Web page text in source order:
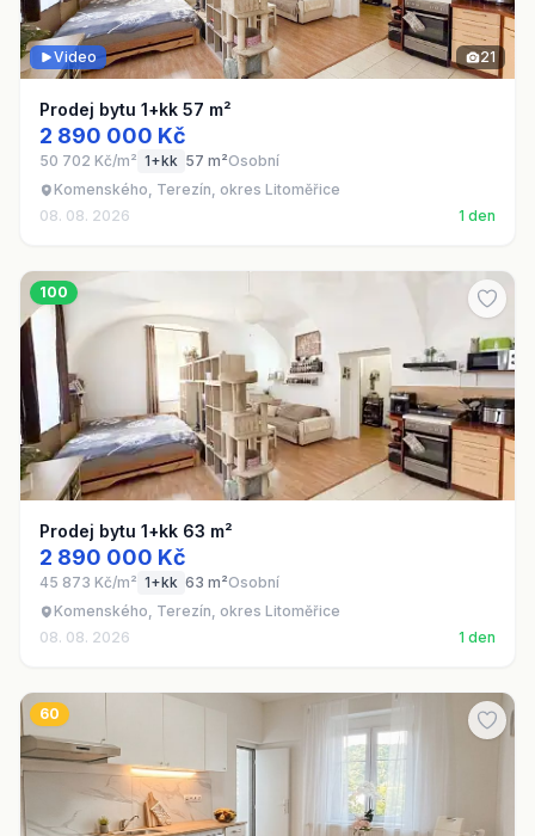
21
Video
Prodej bytu 1+kk 57 m²
2 890 000 Kč
50 702 Kč/m² 1+kk 57 m²Osobní
Komenského, Terezín, okres Litoměřice
08. 08. 2026
1 den
100
Prodej bytu 1+kk 63 m²
2 890 000 Kč
45 873 Kč/m² 1+kk 63 m²Osobní
Komenského, Terezín, okres Litoměřice
08. 08. 2026
1 den
60